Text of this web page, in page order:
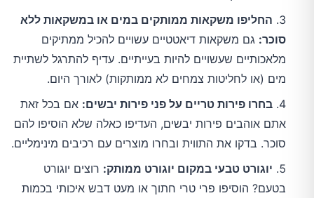
החליפו משקאות ממותקים במים או במשקאות ללא
סוכר: גם משקאות דיאטטיים עשויים להכיל ממתיקים
מלאכותיים שעשויים להיות בעייתיים. עדיף להתרגל לשתיית
מים (או לחליטות צמחים לא ממותקות) לאורך היום.
בחרו פירות טריים על פני פירות יבשים: אם בכל זאת
אתם אוהבים פירות יבשים, העדיפו כאלה שלא הוסיפו להם
סוכר. בדקו את התווית ובחרו מוצרים עם רכיבים מינימליים.
יוגורט טבעי במקום יוגורט ממותק: רוצים יוגורט
בטעם? הוסיפו פרי טרי חתוך או מעט דבש איכותי בכמות